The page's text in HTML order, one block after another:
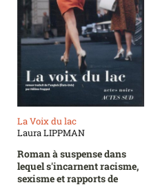
La Voix du lac
Laura LIPPMAN
Roman à suspense dans
lequel s'incarnent racisme,
sexisme et rapports de